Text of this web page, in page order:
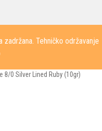
zadržana. Tehničko održavanje
8/0 Silver Lined Ruby (10gr)